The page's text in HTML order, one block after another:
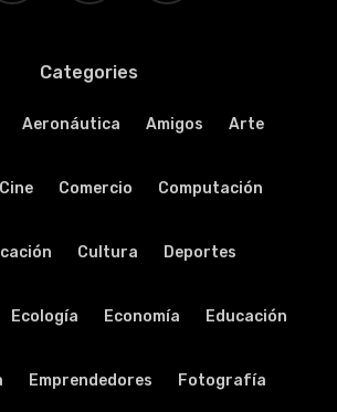
Categories
Aeronáutica Amigos Arte
Cine Comercio Computación
Cultura Deportes
Ecología Economía Educación
Emprendedores Fotografía